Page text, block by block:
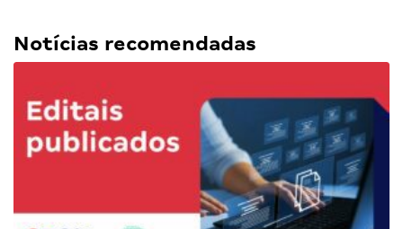
Notícias recomendadas